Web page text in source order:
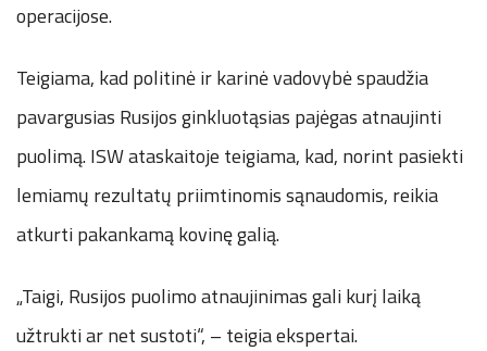
operacijose.
Teigiama, kad politinė ir karinė vadovybė spaudžia
pavargusias Rusijos ginkluotąsias pajėgas atnaujinti
puolimą. ISW ataskaitoje teigiama, kad, norint pasiekti
lemiamų rezultatų priimtinomis sąnaudomis, reikia
atkurti pakankamą kovinę galią.
„Taigi, Rusijos puolimo atnaujinimas gali kurį laiką
užtrukti ar net sustoti“, – teigia ekspertai.